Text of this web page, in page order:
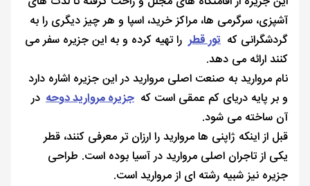
آشپزی، سرگرمی‌ ها، مراکز خرید، اسپا و هر چیز دیگری را به
گردشگرانی که تور قطر را تهیه کرده و به این جزیره سفر می
کنند ارائه می دهد.
نام مروارید به صنعت اصلی مروارید در این جزیره اشاره دارد
و بر پایه دریای کم عمقی است که جزیره مروارید دوحه در
آن ساخته می شود.
قبل از اینکه ژاپنی‌ ها مروارید را ارزان ‌تر معرفی کنند، قطر
یکی از تاجران اصلی مروارید در آسیا بوده است. طراحی
جزیره نیز شبیه رشته ای از مروارید است.